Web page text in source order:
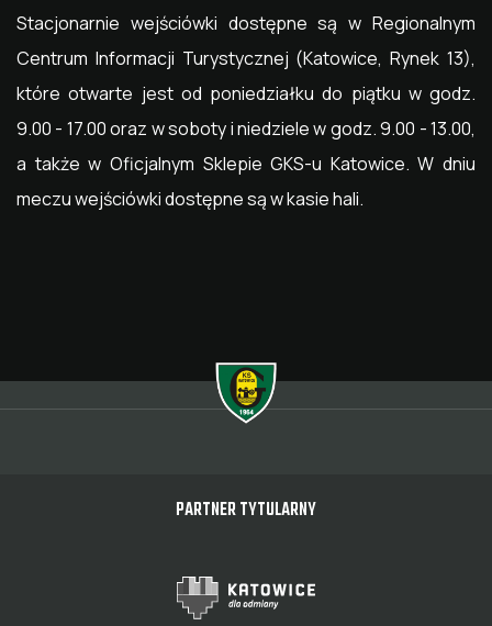
Stacjonarnie wejściówki dostępne są w Regionalnym
Centrum Informacji Turystycznej (Katowice, Rynek 13),
które otwarte jest od poniedziałku do piątku w godz.
9.00 - 17.00 oraz w soboty i niedziele w godz. 9.00 - 13.00,
a także w Oficjalnym Sklepie GKS-u Katowice. W dniu
meczu wejściówki dostępne są w kasie hali.
PARTNER TYTULARNY